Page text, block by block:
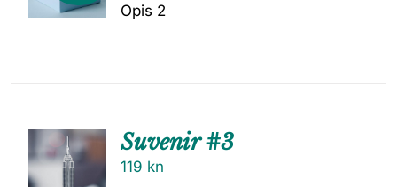
Opis 2
DODAJ
Suvenir #3
119 kn